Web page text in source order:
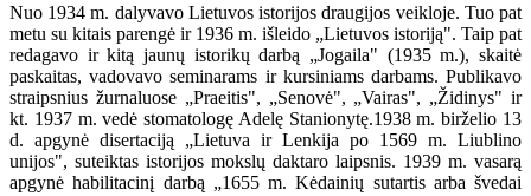
Nuo 1934 m. dalyvavo Lietuvos istorijos draugijos veikloje. Tuo pat
metu su kitais parengė ir 1936 m. išleido „Lietuvos istoriją". Taip pat
redagavo ir kitą jaunų istorikų darbą „Jogaila" (1935 m.), skaitė
paskaitas, vadovavo seminarams ir kursiniams darbams. Publikavo
straipsnius žurnaluose „Praeitis", „Senovė", „Vairas", „Židinys" ir
kt. 1937 m. vedė stomatologę Adelę Stanionytę.1938 m. birželio 13
d. apgynė disertaciją „Lietuva ir Lenkija po 1569 m. Liublino
unijos", suteiktas istorijos mokslų daktaro laipsnis. 1939 m. vasarą
apgynė habilitacinį darbą „1655 m. Kėdainių sutartis arba švedai